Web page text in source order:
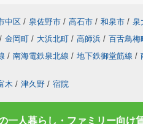
中区 / 泉佐野市 / 高石市 / 和泉市 / 泉
/ 金岡町 / 大浜北町 / 高師浜 / 百舌鳥梅
/ 南海電鉄泉北線 / 地下鉄御堂筋線 /
木 / 津久野 / 宿院
一人暮らし・ファミリー向け